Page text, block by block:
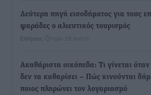
Δεύτερη πηγή εισοδήματος για τους
ψαράδες ο αλιευτικός τουρισμός
Ειδήσεις πριν 29 λεπτά
Ακαθάριστα οικόπεδα: Τι γίνεται όταν
δεν τα καθαρίσει – Πώς κινούνται
ποιος πληρώνει τον λογαριασμό